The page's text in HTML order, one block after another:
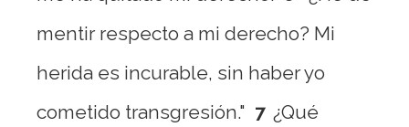
mentir respecto a mi derecho? Mi
herida es incurable, sin haber yo
cometido transgresión." 7 ¿Qué